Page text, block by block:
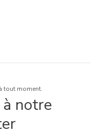
tout moment.
notre